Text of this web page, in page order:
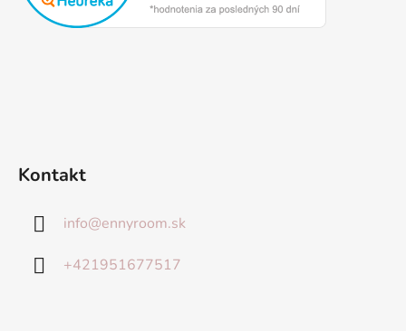
Kontakt
info@ennyroom.sk
+421951677517